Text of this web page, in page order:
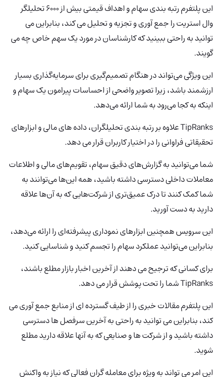
این پلتفرم رتبه بندی سهام و اهداف قیمتی بیش از 6000 تحلیلگر
وال استریت را جمع آوری و تجزیه و تحلیل می کند، بنابراین می
توانید به راحتی ببینید که کارشناسان در مورد یک سهم خاص چه می
گویند.
این ویژگی می‌تواند در هنگام تصمیم‌گیری برای سرمایه‌گذاری بسیار
ارزشمند باشد، زیرا تصویر واضحی از احساسات پیرامون یک سهام و
اینکه به کجا می‌رود به شما ارائه می‌دهد.
TipRanks علاوه بر رتبه بندی تحلیلگران، داده های مالی و ابزارهای
تحقیقاتی فراوانی را در اختیار کاربران قرار می دهد.
شما می‌توانید به گزارش‌های دقیق سهام، تقویم‌های مالی و اطلاعات
معاملات داخلی دسترسی داشته باشید، همه این‌ها می‌توانند به
شما کمک کنند تا درک عمیق‌تری از شرکت‌هایی که به آن‌ها علاقه
دارید به دست آورید.
این سرویس همچنین ابزارهای نموداری پیشرفته‌ای را ارائه می‌دهد،
بنابراین می‌توانید عملکرد سهام را تجسم کنید و شناسایی کنید.
برای کسانی که ترجیح می دهند از آخرین اخبار بازار مطلع باشند،
TipRanks شما را تحت پوشش قرار می دهد.
این پلتفرم مقالات خبری را از طیف گسترده ای از منابع جمع آوری می
کند، بنابراین می توانید به راحتی به آخرین سرفصل ها دسترسی
داشته باشید و از شرکت ها و صنایعی که به آنها علاقه دارید مطلع
شوید.
این امر می تواند به ویژه برای معامله گران فعالی که نیاز به واکنش